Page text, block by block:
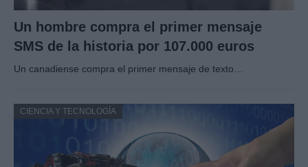
Un hombre compra el primer mensaje
SMS de la historia por 107.000 euros
Un canadiense compra el primer mensaje de texto…
CIENCIA Y TECNOLOGÍA